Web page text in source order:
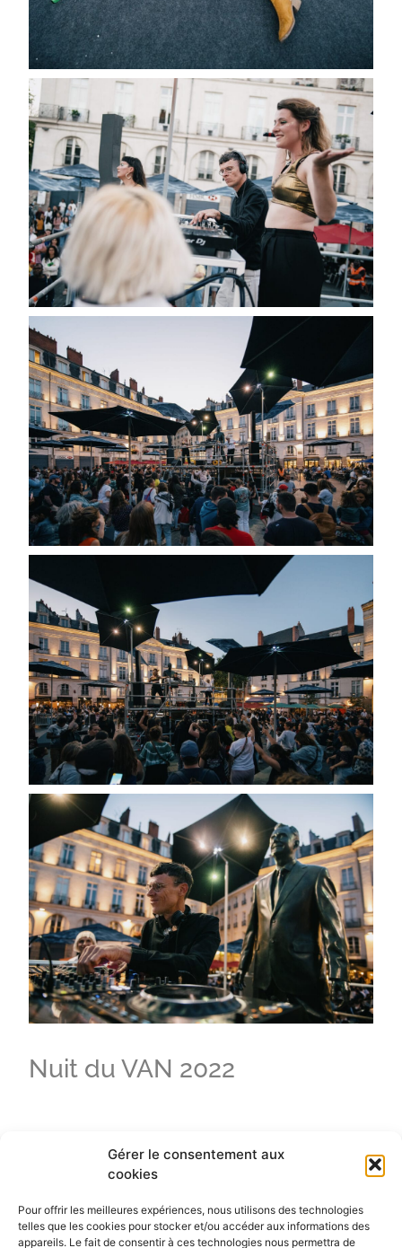
Gérer le consentement aux
cookies
Pour offrir les meilleures expériences, nous utilisons des technologies
telles que les cookies pour stocker et/ou accéder aux informations des
appareils. Le fait de consentir à ces technologies nous permettra de
Nuit du VAN 2022
sur l’édition 2022 de la Nuit du Van.
rencontre une autre fanfare, un détours sous les Nefs
pour un concert de l’ONPL, finir sur un dj set 80’s de